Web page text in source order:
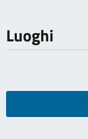
Luoghi